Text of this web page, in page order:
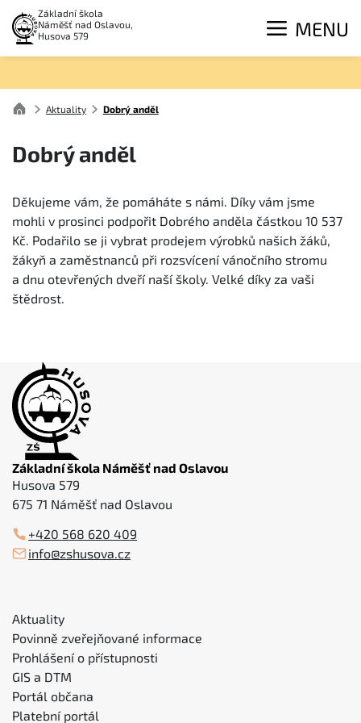
Základní škola
Náměšť nad Oslavou,
Husova 579
MENU
Aktuality Dobrý anděl
Dobrý anděl
Děkujeme vám, že pomáháte s námi. Díky vám jsme
mohli v prosinci podpořit Dobrého anděla částkou 10 537
Kč. Podařilo se ji vybrat prodejem výrobků našich žáků,
žákyň a zaměstnanců při rozsvícení vánočního stromu
a dnu otevřených dveří naší školy. Velké díky za vaši
štědrost.
Základní škola Náměšť nad Oslavou
Husova 579
675 71 Náměšť nad Oslavou
+420 568 620 409
info@zshusova.cz
Aktuality
Povinně zveřejňované informace
Prohlášení o přístupnosti
GIS a DTM
Portál občana
Platební portál